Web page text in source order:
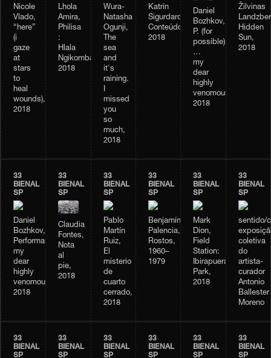
Nicole
Vlado,
“here”
(i
gaze
at
stars
to
heal
wounds),
2018
Lhola
Amira,
Philisa
:
Hlala
Ngikombamthise,
2018
Wura-
Natasha
Ogunji,
The
sea
and
it's
raining.
I
missed
you
so
much,
2018
Katrín
Sigurdardóttir,
Conteúdo,
2018
Daniel
Bozhkov,
P. (for
possible)
…
my
dear
highly
venomous,
2018
Žilvinas
Hidden
Sun,
2018
33
BIENAL
SP
Daniel
Bozhkov,
Performance
my
dear
highly
venomous,
2018
33
BIENAL
SP
Claudia
Fontes,
Nota
al
pie,
2018
33
BIENAL
SP
Pablo
Martín
Ruiz,
El
misterio
de
cuarto
cerrado,
2018
33
BIENAL
SP
Benjamín
Palencia,
Rostos,
1960–
1979
33
BIENAL
SP
Mark
Dion,
Field
Station:
Ibirapuera
Park,
2018
33
BIENAL
SP
sentido/
coletiva
do
artista-
curador
Antonio
Ballester
Moreno
33
BIENAL
SP
33
BIENAL
SP
33
BIENAL
SP
33
BIENAL
SP
33
BIENAL
SP
33
BIENAL
SP